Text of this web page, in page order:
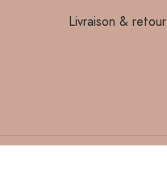
Livraison & retour